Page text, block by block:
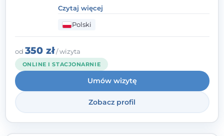
klinicznej. Ukończyłam również studia
podyplomowe z Praktycznej Diagnozy
Psychologicznej. Aktywnie uczestniczę w
działalności Polskiego Towarzystwa
Psychiatrycznego oraz Polskiego
Towarzystwa Psychologicznego, a także
jestem członkiem nadzwyczajnym
Wielkopolskiego Towarzystwa Terapii
Systemowej.
Czytaj więcej
Polski
od 350 zł/ wizyta
ONLINE I STACJONARNIE
Umów wizytę
Zobacz profil